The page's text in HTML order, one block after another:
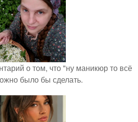
о том, что "ну маникюр то всё
было бы сделать.